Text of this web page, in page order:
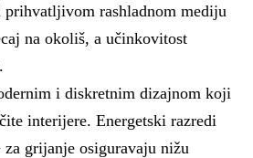
rashladnom mediju
na okoliš, a učinkovitost
i diskretnim dizajnom koji
interijere. Energetski razredi
grijanje osiguravaju nižu